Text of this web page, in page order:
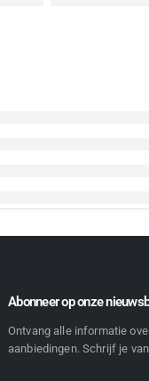
Abonneer op onze
Ontvang alle informatie
aanbiedingen. Schrijf je